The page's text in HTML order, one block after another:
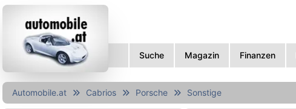
Suche Magazin Finanzen
Automobile.at Cabrios Porsche Sonstige